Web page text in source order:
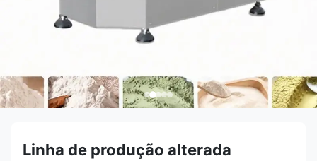
Linha de produção alterada